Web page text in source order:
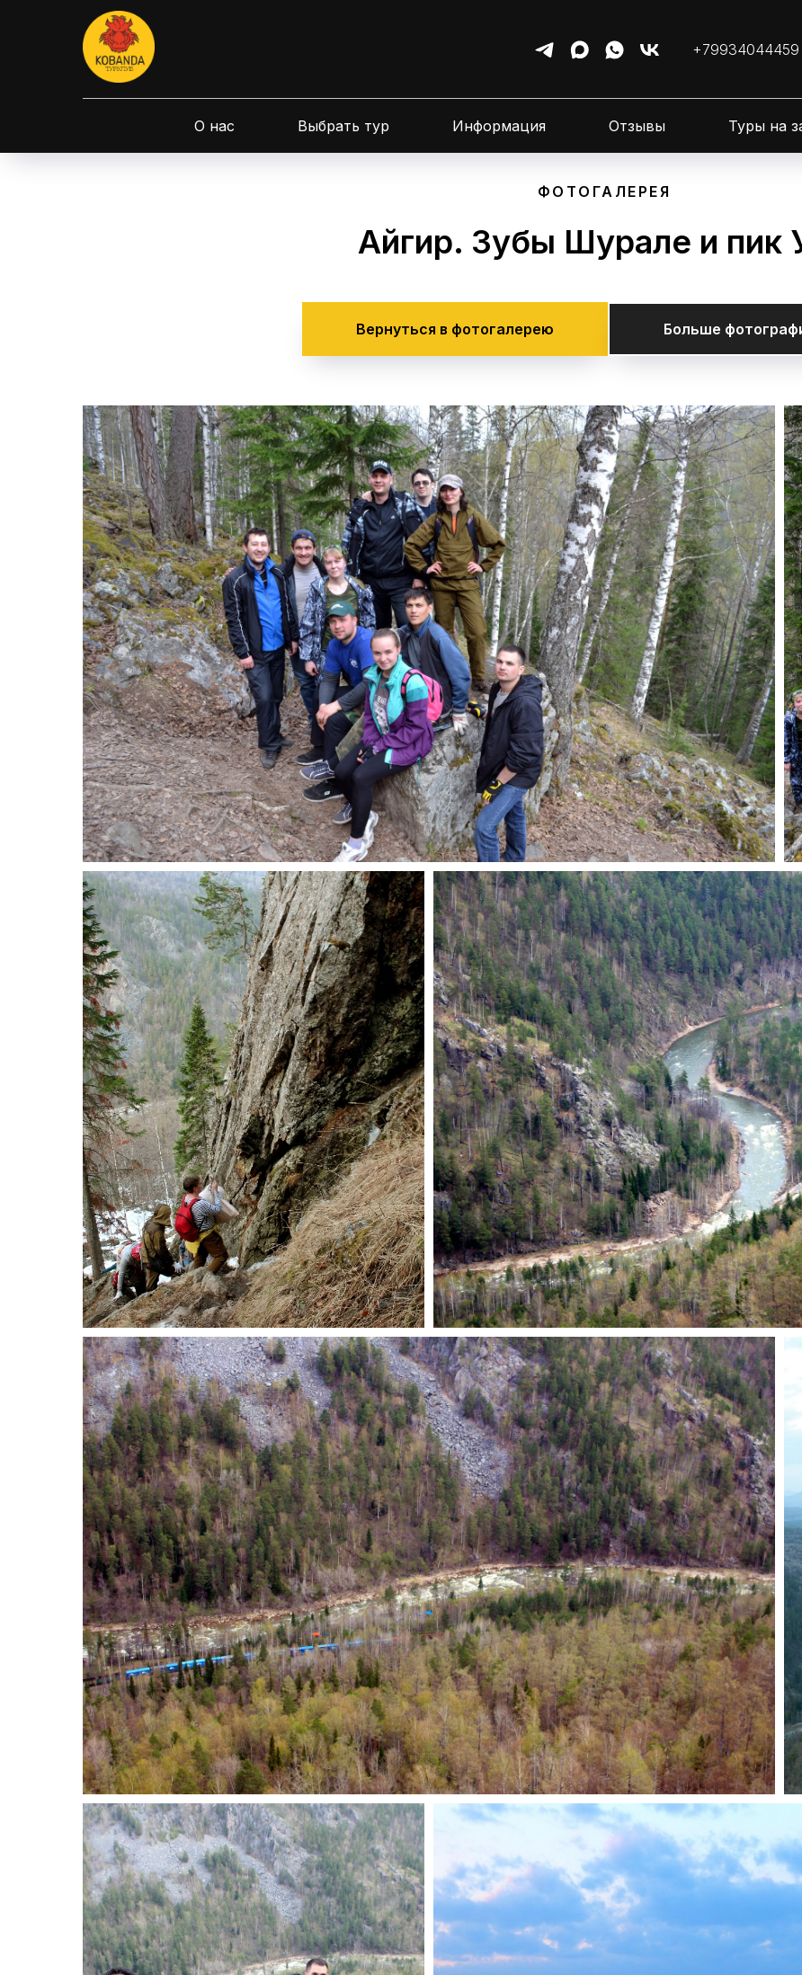
+79934044459
О нас Выбрать тур Информация Отзывы Туры на
ФОТОГАЛЕРЕЯ
Айгир. Зубы Шурале и пик
Вернуться в фотогалерею Больше